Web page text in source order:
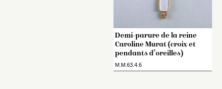
Demi-parure de la reine
Caroline Murat (croix et
pendants d’oreilles)
M.M.63.4.6